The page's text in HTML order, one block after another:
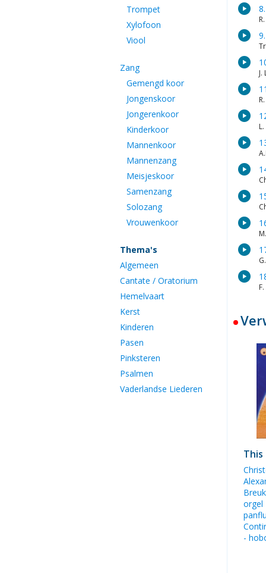
Trompet
Xylofoon
Viool
Zang
Gemengd koor
Jongenskoor
Jongerenkoor
Kinderkoor
Mannenkoor
Mannenzang
Meisjeskoor
Samenzang
Solozang
Vrouwenkoor
Thema's
Algemeen
Cantate / Oratorium
Hemelvaart
Kerst
Kinderen
Pasen
Pinksteren
Psalmen
Vaderlandse Liederen
This
orgel
-